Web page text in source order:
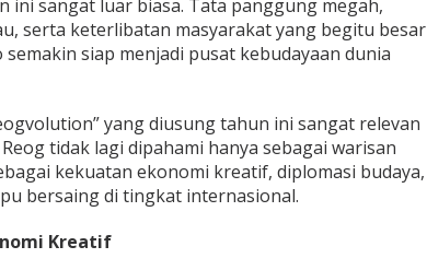
ini sangat luar biasa. Tata panggung megah,
serta keterlibatan masyarakat yang begitu besar
siap menjadi pusat kebudayaan dunia
yang diusung tahun ini sangat relevan
tidak lagi dipahami hanya sebagai warisan
kekuatan ekonomi kreatif, diplomasi budaya,
bersaing di tingkat internasional.
Kreatif